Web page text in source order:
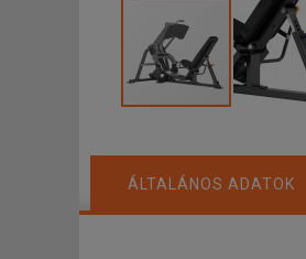
ÁLTALÁNOS ADATOK